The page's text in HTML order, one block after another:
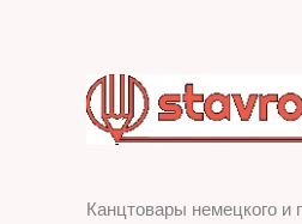
Канцтовары немецкого и